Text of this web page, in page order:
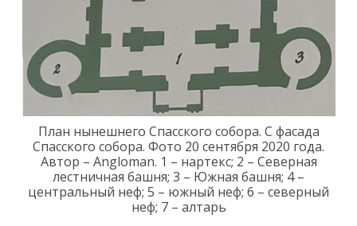
План нынешнего Спасского собора. С фасада
Спасского собора. Фото 20 сентября 2020 года.
Автор – Angloman. 1 – нартекс; 2 – Северная
лестничная башня; 3 – Южная башня; 4 –
центральный неф; 5 – южный неф; 6 – северный
неф; 7 – алтарь